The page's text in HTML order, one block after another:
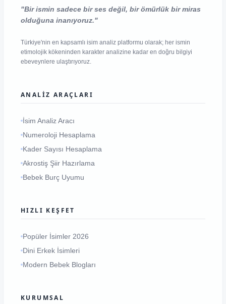
"Bir ismin sadece bir ses değil, bir ömürlük bir miras
olduğuna inanıyoruz."
Türkiye'nin en kapsamlı isim analiz platformu olarak; her ismin
etimolojik kökeninden karakter analizine kadar en doğru bilgiyi
ebeveynlere ulaştırıyoruz.
ANALIZ ARAÇLARI
İsim Analiz Aracı
Numeroloji Hesaplama
Kader Sayısı Hesaplama
Akrostiş Şiir Hazırlama
Bebek Burç Uyumu
HIZLI KEŞFET
Popüler İsimler 2026
Dini Erkek İsimleri
Modern Bebek Blogları
KURUMSAL